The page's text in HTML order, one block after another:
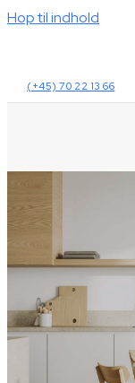
Hop til indhold
(+45) 70 22 13 66